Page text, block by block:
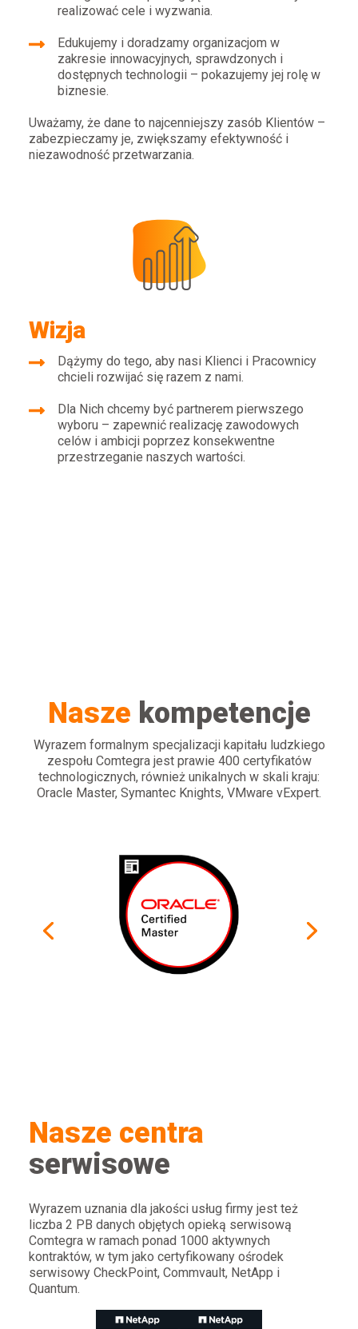
realizować cele i wyzwania.
Edukujemy i doradzamy organizacjom w
zakresie innowacyjnych, sprawdzonych i
dostępnych technologii – pokazujemy jej rolę w
biznesie.
Uważamy, że dane to najcenniejszy zasób Klientów –
zabezpieczamy je, zwiększamy efektywność i
niezawodność przetwarzania.
Wizja
Dążymy do tego, aby nasi Klienci i Pracownicy
chcieli rozwijać się razem z nami.
Dla Nich chcemy być partnerem pierwszego
wyboru – zapewnić realizację zawodowych
celów i ambicji poprzez konsekwentne
przestrzeganie naszych wartości.
Nasze kompetencje
Wyrazem formalnym specjalizacji kapitału ludzkiego
zespołu Comtegra jest prawie 400 certyfikatów
technologicznych, również unikalnych w skali kraju:
Oracle Master, Symantec Knights, VMware vExpert.
Nasze centra
serwisowe
Wyrazem uznania dla jakości usług firmy jest też
liczba 2 PB danych objętych opieką serwisową
Comtegra w ramach ponad 1000 aktywnych
kontraktów, w tym jako certyfikowany ośrodek
serwisowy CheckPoint, Commvault, NetApp i
Quantum.